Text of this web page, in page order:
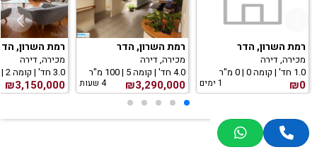
רמת השרון, הדר
מכירה, דירה
1.0 חד' | קומה 0 | 0 מ"ר
₪0 1 ימים
רמת השרון, הדר
מכירה, דירה
4.0 חד' | קומה 5 | 100 מ"ר
₪3,290,000 4 שעות
רמת השרון,
מכירה, דירה
3.0 חד' | קומה 2 | 87 מ"ר
₪3,150,000